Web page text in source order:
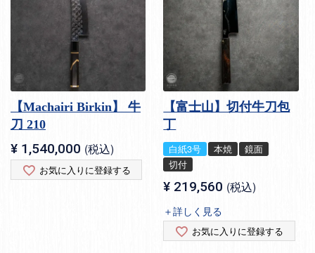
【Machairi Birkin】 牛
刀 210
¥ 1,540,000 税込
お気に入りに登録する
【富士山】切付牛刀包
丁
白紙3号 本焼
鏡面
切付
¥ 219,560 税込
＋詳しく見る
お気に入りに登録する